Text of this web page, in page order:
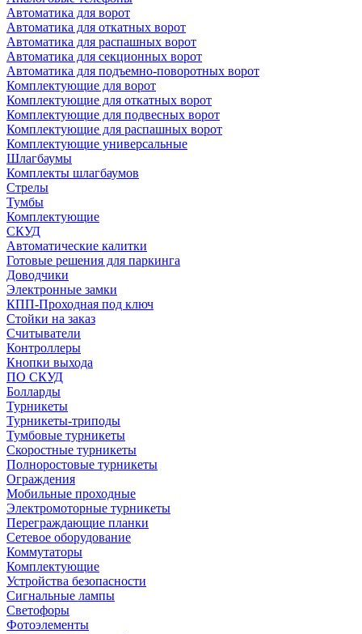
Автоматика для ворот
Автоматика для откатных ворот
Автоматика для распашных ворот
Автоматика для секционных ворот
Автоматика для подъемно-поворотных ворот
Комплектующие для ворот
Комплектующие для откатных ворот
Комплектующие для подвесных ворот
Комплектующие для распашных ворот
Комплектующие универсальные
Шлагбаумы
Комплекты шлагбаумов
Стрелы
Тумбы
Комплектующие
СКУД
Автоматические калитки
Готовые решения для паркинга
Доводчики
Электронные замки
КПП-Проходная под ключ
Стойки на заказ
Считыватели
Контроллеры
Кнопки выхода
ПО СКУД
Болларды
Турникеты
Турникеты-триподы
Тумбовые турникеты
Скоростные турникеты
Полноростовые турникеты
Ограждения
Мобильные проходные
Электромоторные турникеты
Переграждающие планки
Сетевое оборудование
Коммутаторы
Комплектующие
Устройства безопасности
Сигнальные лампы
Светофоры
Фотоэлементы